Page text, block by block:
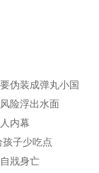
伪装成弹丸小国
险浮出水面
内幕
子少吃点
戕身亡